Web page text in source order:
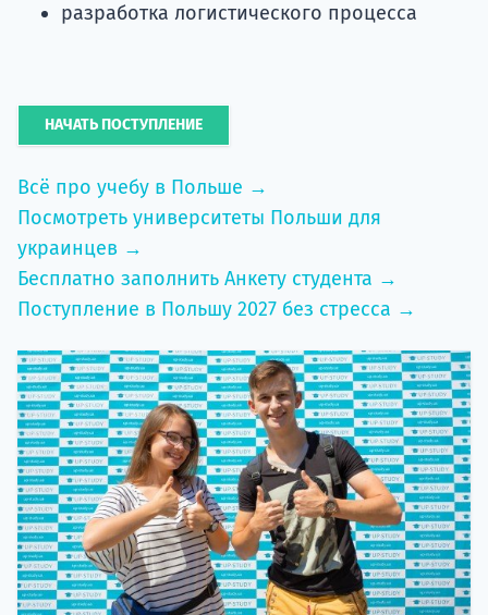
разработка логистического процесса
НАЧАТЬ ПОСТУПЛЕНИЕ
Всё про учебу в Польше →
Посмотреть университеты Польши для
украинцев →
Бесплатно заполнить Анкету студента →
Поступление в Польшу 2027 без стресса →